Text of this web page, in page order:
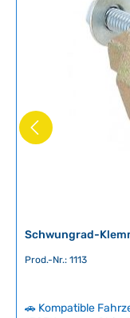
Schwungrad-
Prod.-Nr.: 1113
🚗 Kompatible